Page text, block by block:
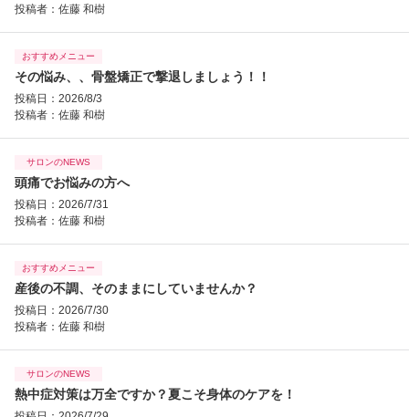
投稿者： 佐藤 和樹
おすすめメニュー
その悩み、、骨盤矯正で撃退しましょう！！
投稿日：2026/8/3
投稿者： 佐藤 和樹
サロンのNEWS
頭痛でお悩みの方へ
投稿日：2026/7/31
投稿者： 佐藤 和樹
おすすめメニュー
産後の不調、そのままにしていませんか？
投稿日：2026/7/30
投稿者： 佐藤 和樹
サロンのNEWS
熱中症対策は万全ですか？夏こそ身体のケアを！